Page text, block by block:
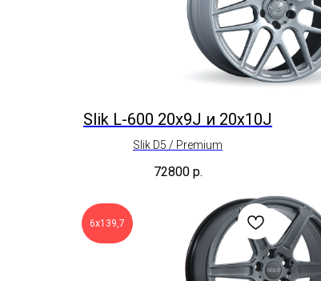
Slik L-600 20x9J и 20x10J
Slik D5 / Premium
72800 р.
6x139,7